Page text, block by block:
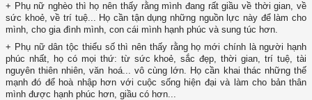
+ Phụ nữ nghèo thì họ nên thấy rằng mình đang rất giầu về thời gian, về
sức khoẻ, về trí tuệ... Họ cần tận dụng những nguồn lực này để làm cho
mình, cho gia đình mình, con cái mình hạnh phúc và sung túc hơn.
+ Phụ nữ dân tộc thiểu số thì nên thấy rằng họ mới chính là người hạnh
phúc nhất, họ có mọi thứ: từ sức khoẻ, sắc đẹp, thời gian, trí tuệ, tài
nguyên thiên nhiên, văn hoá... vô cùng lớn. Họ cần khai thác những thế
mạnh đó để hoà nhập hơn với cuộc sống hiện đại và làm cho bản thân
mình được hạnh phúc hơn, giầu có hơn...